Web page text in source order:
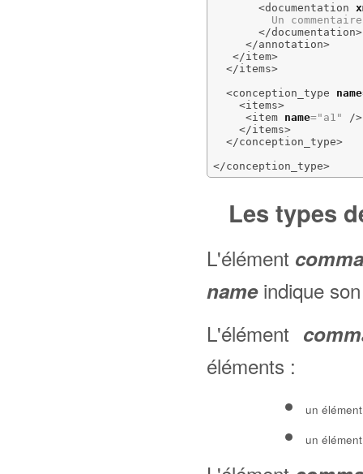
<documentation
Un
</documentation>
</annotation>
</item>
</items>
<conception_type
name
<items>
<item
name="a1"
/>
</items>
</conception_type>
</conception_type>
Les types
L'élément
nameindique
L'élément
éléments :
un
un